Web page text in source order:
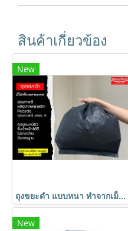
สินค้าเกี่ยวข้อง
New
ถุงขยะดำ แบบหนา ทำจากเม็ดพลาสติกอย่างดี เกรด A ปราศจากกลิ่นฉุน ถุงขยะมีความเหนียว ทนทาน
New